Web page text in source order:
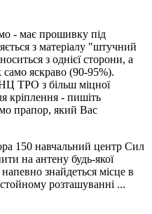
- має прошивку під
з матеріалу "штучний
з однієї сторони, а
само яскраво (90-95%).
ТРО з більш міцної
кріплення - пишіть
прапор, який Вас
150 навчальний центр Сил
на антену будь-якої
знайдеться місце в
розташуванні ...